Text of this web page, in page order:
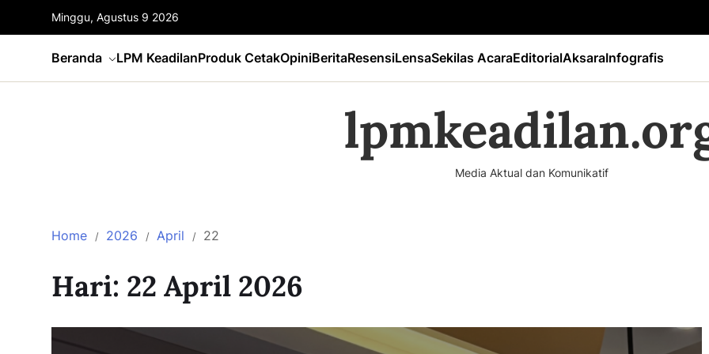
Minggu, Agustus 9 2026
Beranda LPM KeadilanProduk CetakOpiniBeritaResensiLensaSekilas AcaraEditorialAksaraInfografis
Media Aktual dan Komunikatif
Home 2026 April 22
Hari: 22 April 2026